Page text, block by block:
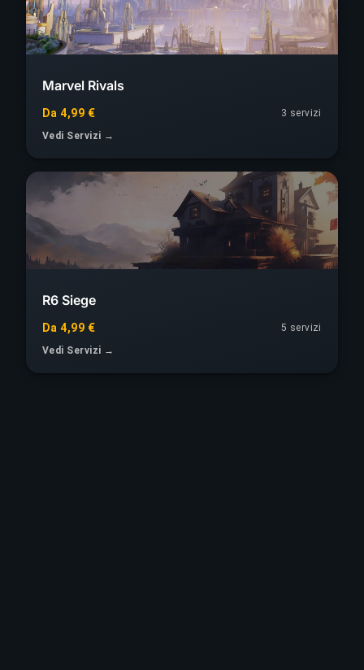
Marvel Rivals
Da 4,99 €
3 servizi
Vedi Servizi →
R6 Siege
Da 4,99 €
5 servizi
Vedi Servizi →